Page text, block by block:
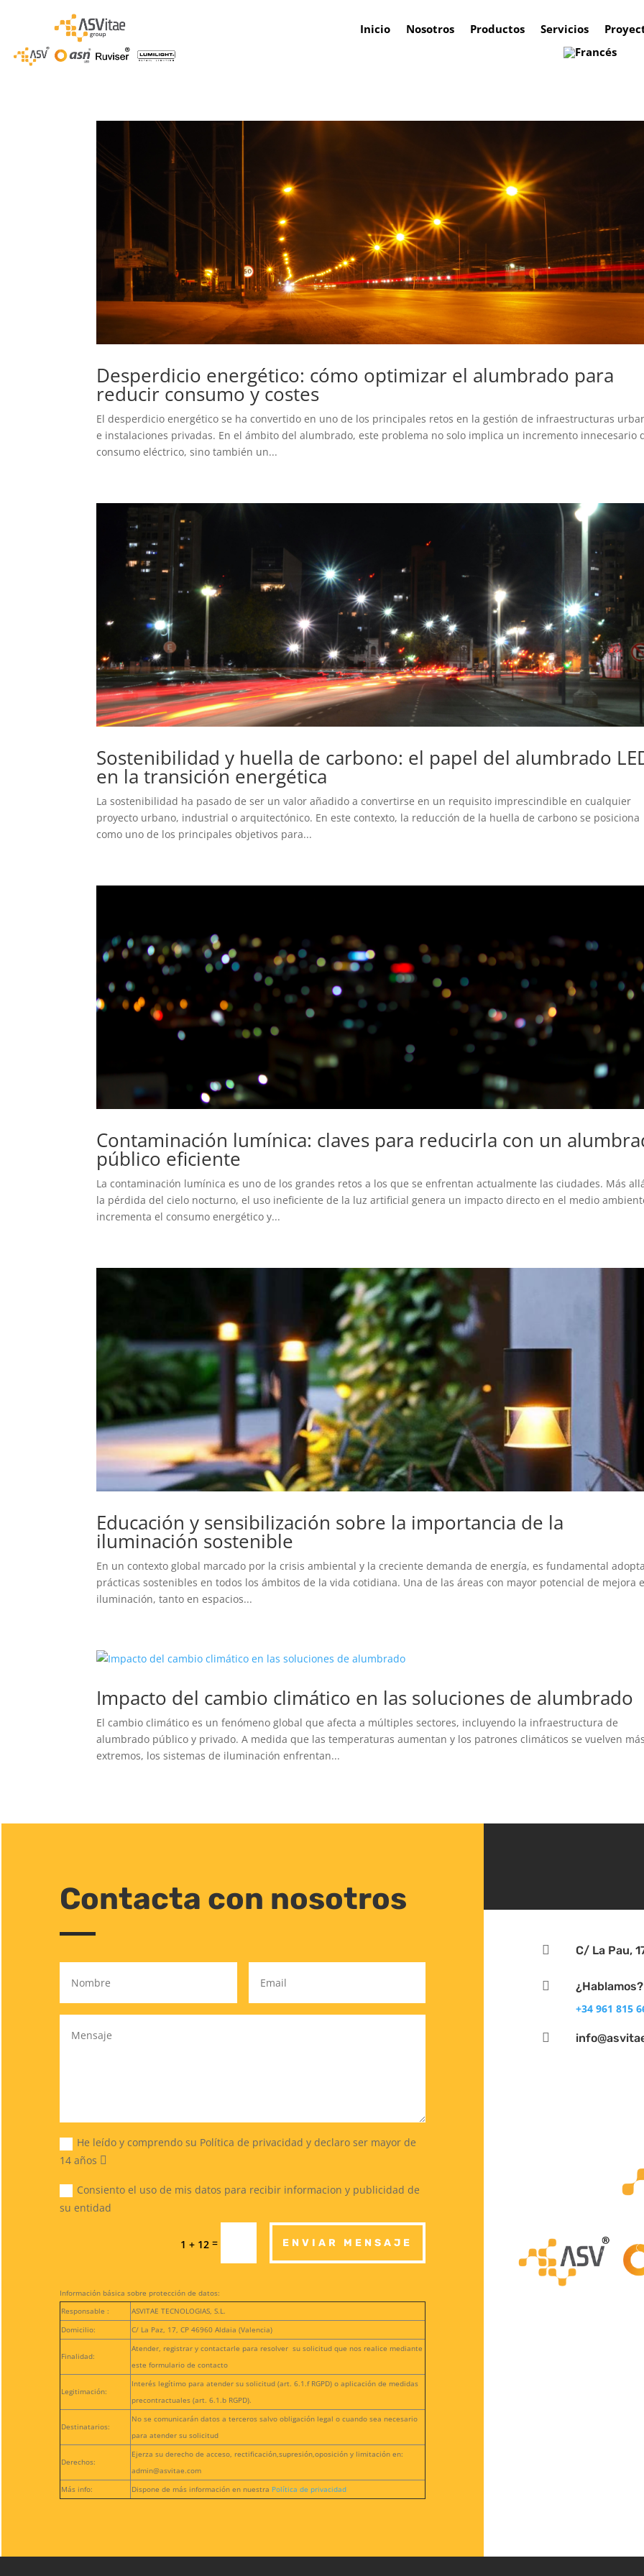
Inicio Nosotros Productos Servicios
Desperdicio energético: cómo optimizar el alumbrado para
reducir consumo y costes
El desperdicio energético se ha convertido en uno de los principales retos en la gestión de infraestructuras
e instalaciones privadas. En el ámbito del alumbrado, este problema no solo implica un incremento innecesario
consumo eléctrico, sino también un...
Sostenibilidad y huella de carbono: el papel del alumbrado
en la transición energética
La sostenibilidad ha pasado de ser un valor añadido a convertirse en un requisito imprescindible en cualquier
proyecto urbano, industrial o arquitectónico. En este contexto, la reducción de la huella de carbono se posiciona
como uno de los principales objetivos para...
Contaminación lumínica: claves para reducirla con un
público eficiente
La contaminación lumínica es uno de los grandes retos a los que se enfrentan actualmente las ciudades. Más
la pérdida del cielo nocturno, el uso ineficiente de la luz artificial genera un impacto directo en el medio
incrementa el consumo energético y...
Educación y sensibilización sobre la importancia de la
iluminación sostenible
En un contexto global marcado por la crisis ambiental y la creciente demanda de energía, es fundamental
prácticas sostenibles en todos los ámbitos de la vida cotidiana. Una de las áreas con mayor potencial de mejora
iluminación, tanto en espacios...
Impacto del cambio climático en las soluciones de alumbrado
El cambio climático es un fenómeno global que afecta a múltiples sectores, incluyendo la infraestructura de
alumbrado público y privado. A medida que las temperaturas aumentan y los patrones climáticos se vuelven
extremos, los sistemas de iluminación enfrentan...
Contacta con nosotros
He leído y comprendo su Política de privacidad y declaro ser mayor de
14 años
Consiento el uso de mis datos para recibir informacion y publicidad de
su entidad
1 + 12 = ENVIAR MENSAJE
Información básica sobre protección de datos:
Responsable :
ASVITAE TECNOLOGIAS, S.L.
Domicilio:
C/ La Paz, 17, CP 46960 Aldaia (Valencia)
Finalidad:
Atender, registrar y contactarle para resolver su solicitud que nos realice mediante
este formulario de contacto
Legitimación:
Interés legítimo para atender su solicitud (art. 6.1.f RGPD) o aplicación de medidas
precontractuales (art. 6.1.b RGPD).
Destinatarios:
No se comunicarán datos a terceros salvo obligación legal o cuando sea necesario
para atender su solicitud
Derechos:
Ejerza su derecho de acceso, rectificación,supresión,oposición y limitación en:
admin@asvitae.com
Más info:
Dispone de más información en nuestra Política de privacidad
 C/ La Pau,

¿Hablamos?
+34 961 815
